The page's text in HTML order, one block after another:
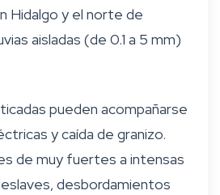
Hidalgo y el norte de
aisladas (de 0.1 a 5 mm)
pueden acompañarse
y caída de granizo.
de muy fuertes a intensas
desbordamientos